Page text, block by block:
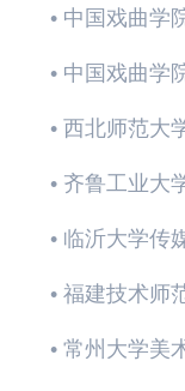
• 中国戏曲学
• 中国戏曲学
• 西北师范大
• 齐鲁工业大
• 临沂大学传
• 福建技术师
• 常州大学美